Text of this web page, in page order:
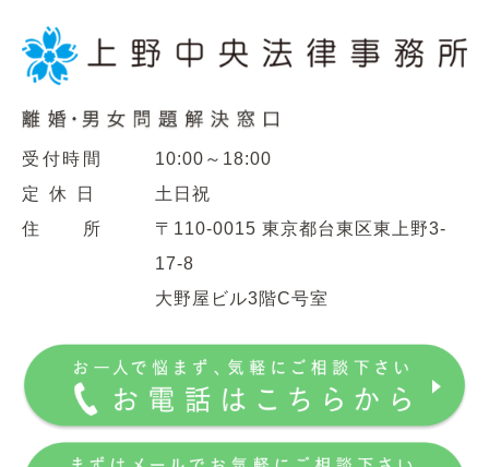
受付時間
10:00～18:00
定 休 日
土日祝
住 所
〒110-0015 東京都台東区東上野3-
17-8
大野屋ビル3階C号室